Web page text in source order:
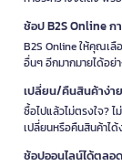
ช้อป B2S Online ก
B2S Online ให้คุณเลื
อื่นๆ อีกมากมายได้อย่
เปลี่ยน/คืนสินค้าง่าย
ซื้อไปแล้วไม่ตรงใจ?
เปลี่ยนหรือคืนสินค้าได้
ช้อปออนไลน์ได้ตลอ